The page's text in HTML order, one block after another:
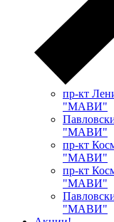
пр-кт
"МАВИ"
"МАВИ"
пр-кт
"МАВИ"
пр-кт
"МАВИ"
"МАВИ"